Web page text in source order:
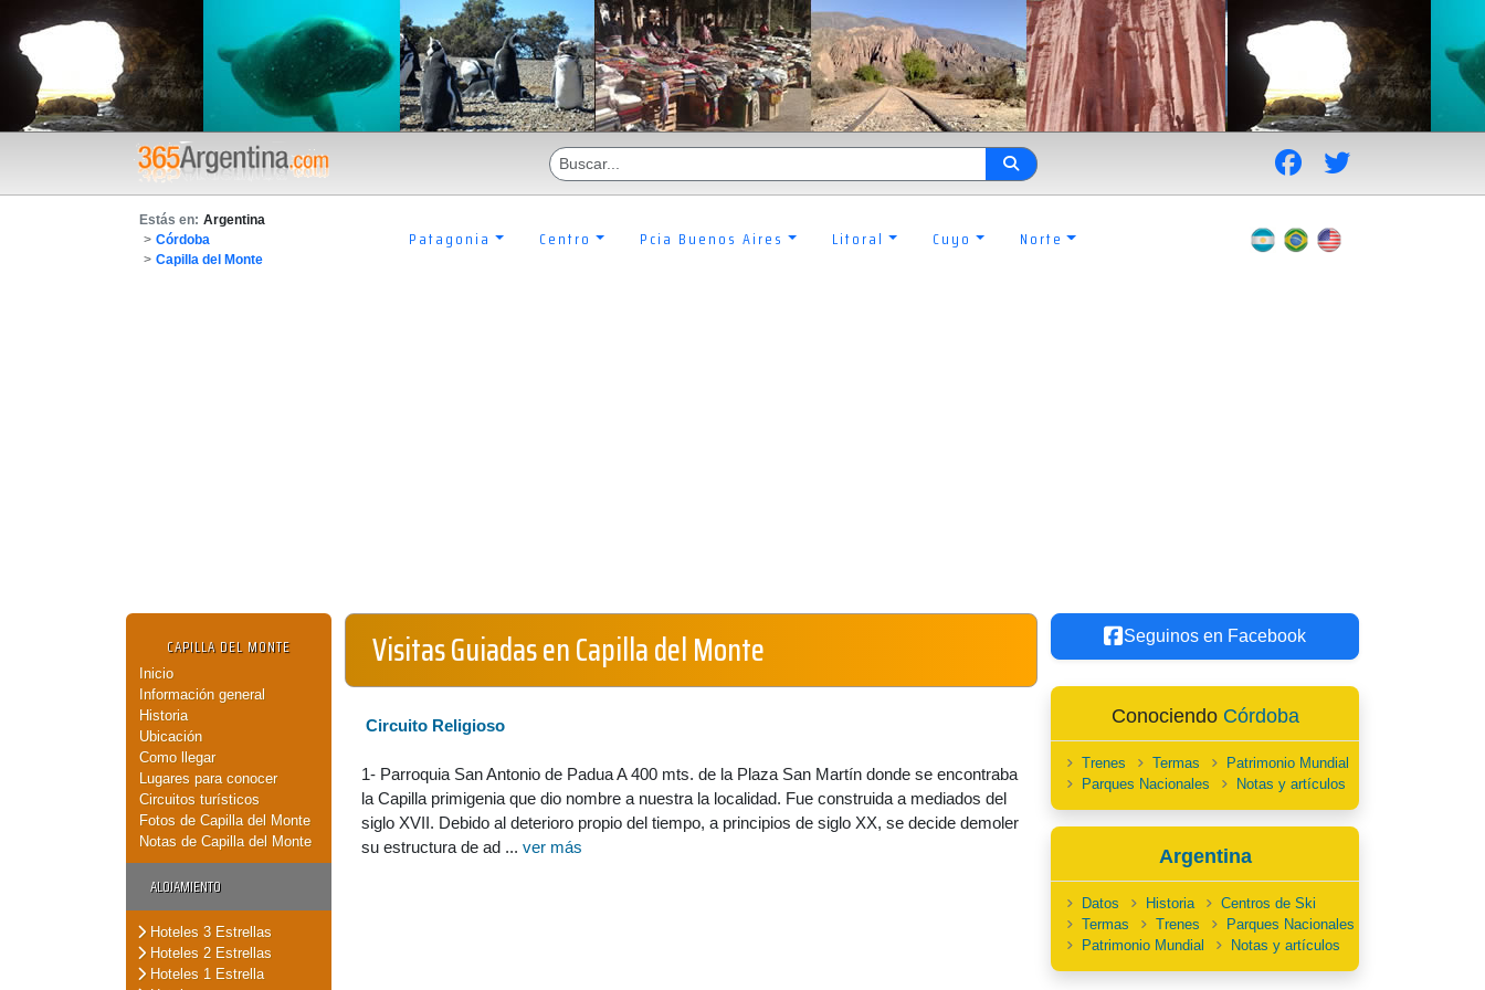
Estás en: Argentina
> Córdoba
> Capilla del Monte
Patagonia Centro Pcia Buenos Aires Litoral Cuyo Norte
CAPILLA DEL MONTE
Inicio
Información general
Historia
Ubicación
Como llegar
Lugares para conocer
Circuitos turísticos
Fotos de Capilla del Monte
Notas de Capilla del Monte
ALOJAMIENTO
Hoteles 3 Estrellas
Hoteles 2 Estrellas
Hoteles 1 Estrella
Visitas Guiadas en Capilla del Monte
Circuito Religioso
1- Parroquia San Antonio de Padua A 400 mts. de la Plaza San Martín donde se encontraba
la Capilla primigenia que dio nombre a nuestra la localidad. Fue construida a mediados del
siglo XVII. Debido al deterioro propio del tiempo, a principios de siglo XX, se decide demoler
su estructura de ad ... ver más
Seguinos en Facebook
Conociendo Córdoba
Trenes Termas
Patrimonio Mundial
Parques Nacionales
Notas y artículos
Argentina
Datos Historia
Centros de Ski
Termas
Trenes
Parques Nacionales
Patrimonio Mundial
Notas y artículos